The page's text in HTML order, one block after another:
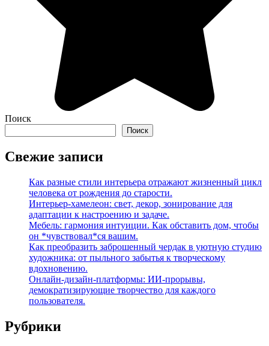
Поиск
Поиск
Свежие записи
Как разные стили интерьера отражают жизненный цикл
человека от рождения до старости.
Интерьер-хамелеон: свет, декор, зонирование для
адаптации к настроению и задаче.
Мебель: гармония интуиции. Как обставить дом, чтобы
он *чувствовал*ся вашим.
Как преобразить заброшенный чердак в уютную студию
художника: от пыльного забытья к творческому
вдохновению.
Онлайн-дизайн-платформы: ИИ-прорывы,
демократизирующие творчество для каждого
пользователя.
Рубрики